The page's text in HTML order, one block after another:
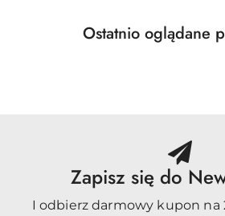
Pomiń karuzelę
Produkty
Ostatnio oglądane
Zapisz się do
I odbierz darmowy kupon na